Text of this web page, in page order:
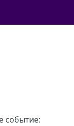
событие: